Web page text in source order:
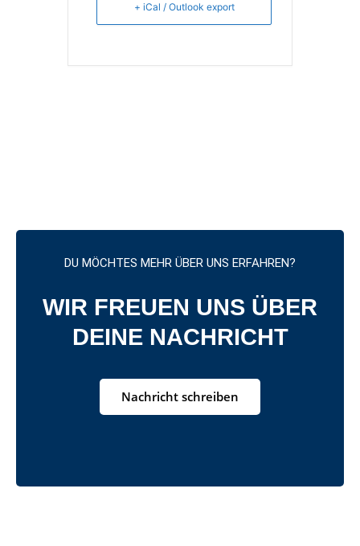
+ iCal / Outlook export
DU MÖCHTES MEHR ÜBER UNS ERFAHREN?
WIR FREUEN UNS ÜBER
DEINE NACHRICHT
Nachricht schreiben